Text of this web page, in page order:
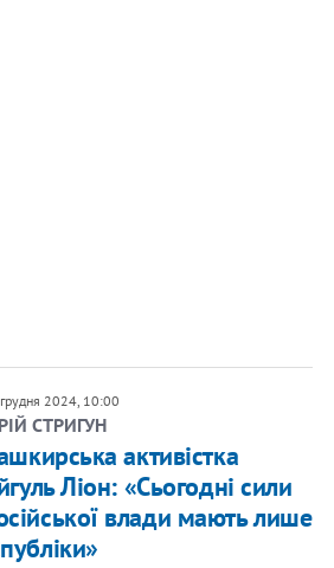
2024, 10:00
СТРИГУН
активістка
Ліон: «Сьогодні сили
влади мають лише